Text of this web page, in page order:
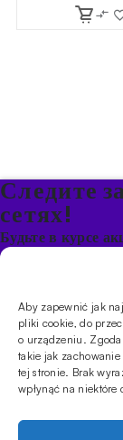
Aby zapewnić jak
pliki cookie, do
o urządzeniu.
takie jak
tej stronie. Brak
wpłynąć na
Следите
сетях!
Будьте в курсе
КальяныЧаши
АКЦИИFAQ